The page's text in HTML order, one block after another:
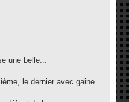
une belle...
le dernier avec gaine